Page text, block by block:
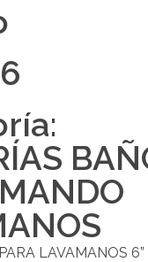
LAVAMANOS